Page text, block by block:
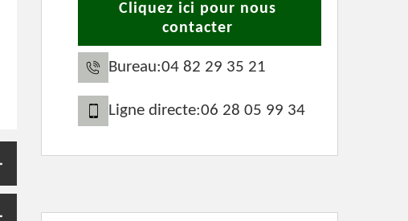
Cliquez ici pour nous
contacter
Bureau:04 82 29 35 21
Ligne directe:06 28 05 99 34